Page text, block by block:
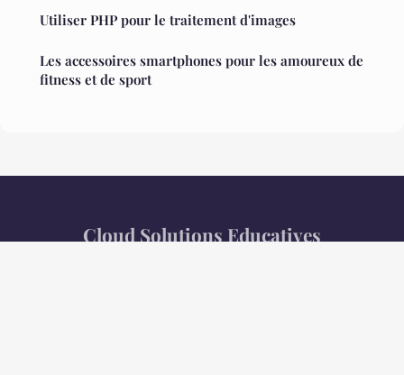
Utiliser PHP pour le traitement d'images
Les accessoires smartphones pour les amoureux de
fitness et de sport
Cloud Solutions Educatives